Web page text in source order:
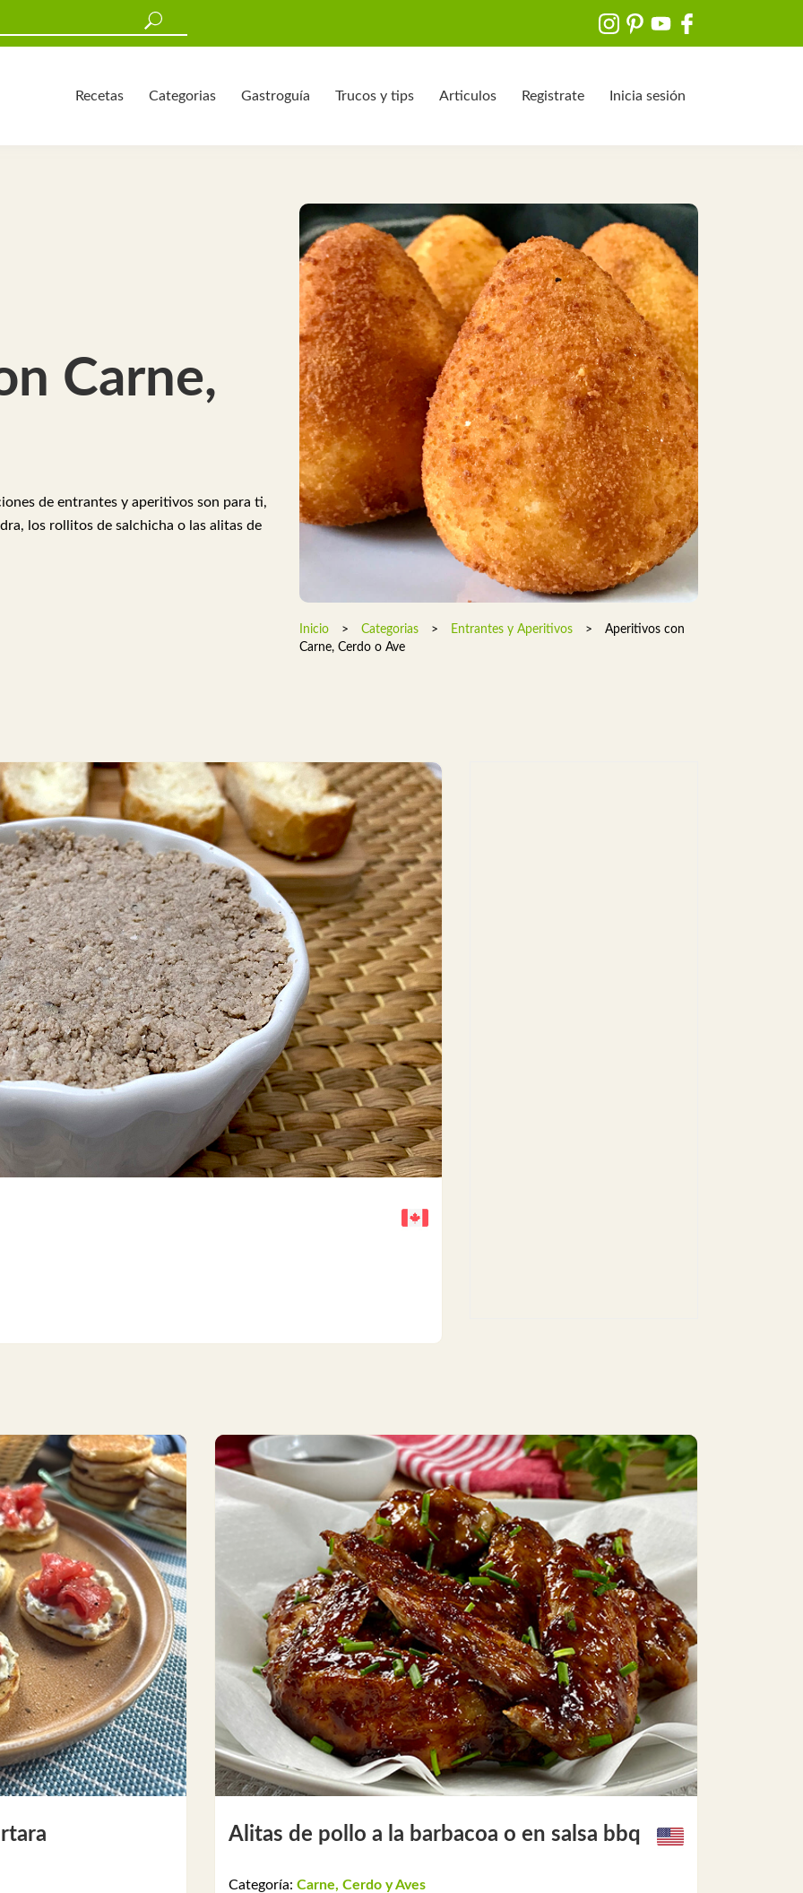
Recetas Categorias Gastroguía Trucos y tips Articulos Registrate Inicia sesión
Carne,
de entrantes y aperitivos son para ti,
los rollitos de salchicha o las alitas de
Inicio > Categorias > Entrantes y Aperitivos >
Aperitivos con
Carne, Cerdo o Ave
Alitas de pollo a la barbacoa o en salsa bbq
Categoría: Carne, Cerdo y Aves